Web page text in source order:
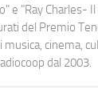
e "Ray Charles-
del Premio
cinema,
dal 2003.